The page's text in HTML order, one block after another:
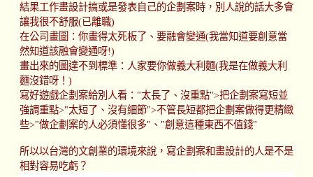
結果工作畫設計搞或是發表自己的企劃案時，別人說的話大多會
讓我很不舒服(已離職)
在公司畫圖：你畫得太死板了、要融會變通(我當知道要創意當
然知道該融會變通呀!)
畫出來的圖達不到標準：人家要你做義大利麵(我是在做義大利
麵沒錯呀！)
寫好遊戲企劃案給別人看："太長了、沒重點">把企劃案寫短並
強調重點>"太短了、沒有細節">不管長短都把企劃案做得更精緻
些>"做企劃案的人必須懂很多"、"創意這種東西不值錢"
所以以台灣的文創業的環境來說，寫企劃案和畫設計的人是不是
相對容易吃虧？